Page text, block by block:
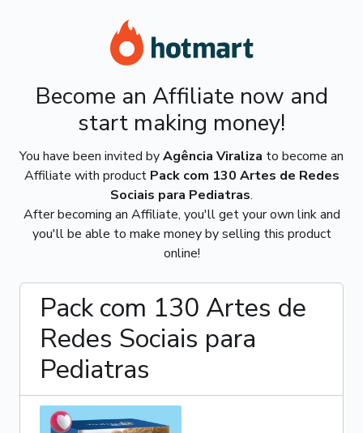
Become an Affiliate now and
start making money!
You have been invited byAgência Viraliza to become an
Affiliate with product Pack com 130 Artes de Redes
Sociais para Pediatras.
After becoming an Affiliate, you'll get your own link and
you'll be able to make money by selling this product
online!
Pack com 130 Artes de
Redes Sociais para
Pediatras